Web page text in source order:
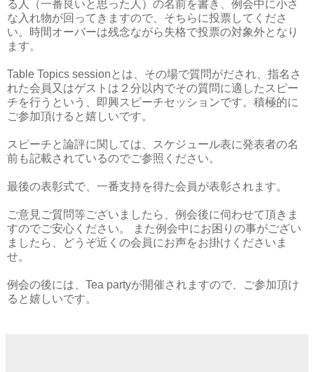
る人（一番良いと思った人）の名前を書き、例会中に小さ
な入れ物が回ってきますので、そちらに投票してくださ
い。時間オーバーは残念ながら失格で投票の対象外となり
ます。
Table Topics sessionとは、その場で質問がだされ、指名さ
れた会員又はゲストは２分以内でその質問に適したスピー
チを行うという、即興スピーチセッションです。積極的に
ご参加頂けると嬉しいです。
スピーチと論評に関しては、スケジュール表に発表者の名
前も記載されているのでご参照ください。
最後の表彰式で、一番支持を得た会員が表彰されます。
ご意見ご質問等ございましたら、例会後に伺わせて頂きま
すのでご安心ください。 また例会中にお困りの事がござい
ましたら、どうぞ近くの会員にお声をお掛けくださいま
せ。
例会の後には、Tea partyが開催されますので、ご参加頂け
ると嬉しいです。